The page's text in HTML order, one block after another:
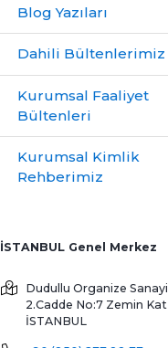
Blog Yazıları
Dahili Bültenlerimiz
Kurumsal Faaliyet
Bültenleri
Kurumsal Kimlik
Rehberimiz
İSTANBUL Genel Merkez
Dudullu Organize
2.Cadde No:7 Zemin Kat
İSTANBUL